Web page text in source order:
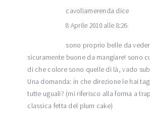
cavoliamerenda dice
8 Aprile 2010 alle 8:26
sono proprio belle da
sicuramente buone da mangiare! sono
di che colore sono quelle di là, vado
Una domanda: in che direzione le hai
tutte uguali? (mi riferisco alla forma a
classica fetta del plum cake)